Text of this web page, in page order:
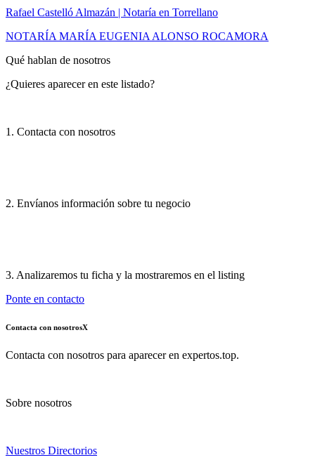
Rafael Castelló Almazán | Notaría en Torrellano
NOTARÍA MARÍA EUGENIA ALONSO ROCAMORA
Qué hablan de nosotros
¿Quieres aparecer en este listado?
1. Contacta con nosotros
2. Envíanos información sobre tu negocio
3. Analizaremos tu ficha y la mostraremos en el listing
Ponte en contacto
Contacta con nosotrosX
Contacta con nosotros para aparecer en expertos.top.
Sobre nosotros
Nuestros Directorios